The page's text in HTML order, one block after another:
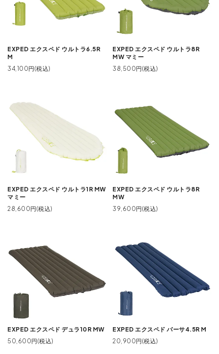
EXPED エクスペド ウルトラ6.5R
M
34,100円(税込)
EXPED エクスペド ウルトラ8R
MW マミー
38,500円(税込)
EXPED エクスペド ウルトラ1R MW
マミー
28,600円(税込)
EXPED エクスペド ウルトラ8R
MW
39,600円(税込)
EXPED エクスペド デュラ10R MW
50,600円(税込)
EXPED エクスペド バーサ4.5R M
20,900円(税込)